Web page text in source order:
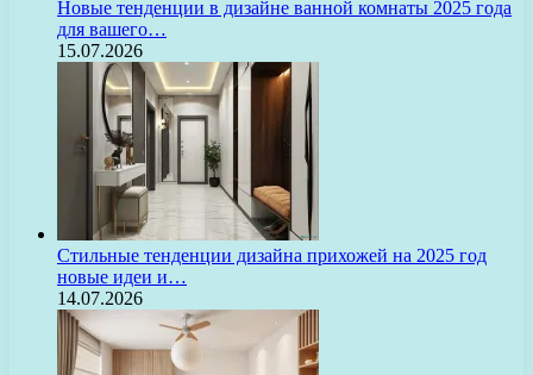
Новые тенденции в дизайне ванной комнаты 2025 года
для вашего…
15.07.2026
Стильные тенденции дизайна прихожей на 2025 год
новые идеи и…
14.07.2026